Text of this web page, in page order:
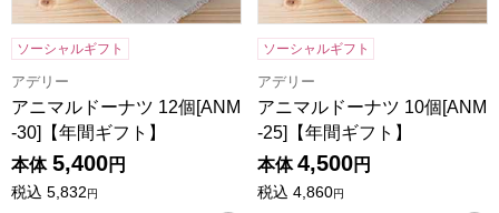
ソーシャルギフト
アデリー
アニマルドーナツ 12個[ANM
-30]【年間ギフト】
本体 5,400円
税込 5,832円
ソーシャルギフト
アデリー
アニマルドーナツ 10個[ANM
-25]【年間ギフト】
本体 4,500円
税込 4,860円